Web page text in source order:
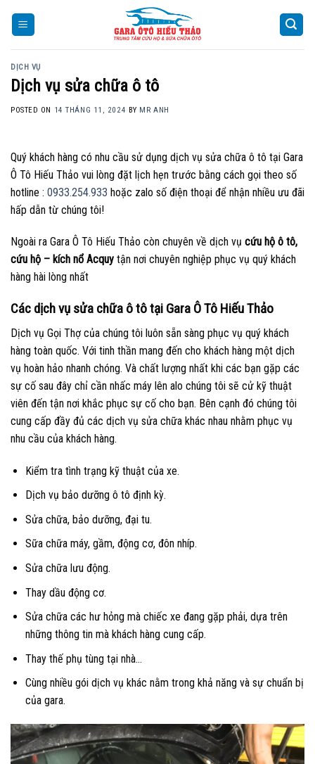
DỊCH VỤ
Dịch vụ sửa chữa ô tô
POSTED ON 14 THÁNG 11, 2024 BY MR ANH
Quý khách hàng có nhu cầu sử dụng dịch vụ sửa chữa ô tô tại Gara
Ô Tô Hiếu Thảo vui lòng đặt lịch hẹn trước bằng cách gọi theo số
hotline : 0933.254.933 hoặc zalo số điện thoại để nhận nhiều ưu đãi
hấp dẫn từ chúng tôi!
Ngoài ra Gara Ô Tô Hiếu Thảo còn chuyên về dịch vụ cứu hộ ô tô,
cứu hộ – kích nổ Acquy tận nơi chuyên nghiệp phục vụ quý khách
hàng hài lòng nhất
Các dịch vụ sửa chữa ô tô tại Gara Ô Tô Hiếu Thảo
Dịch vụ Gọi Thợ của chúng tôi luôn sẵn sàng phục vụ quý khách
hàng toàn quốc. Với tinh thần mang đến cho khách hàng một dịch
vụ hoàn hảo nhanh chóng. Và chất lượng nhất khi các bạn gặp các
sự cố sau đây chỉ cần nhấc máy lên alo chúng tôi sẽ cử kỹ thuật
viên đến tận nơi khắc phục sự cố cho bạn. Bên cạnh đó chúng tôi
cung cấp đầy đủ các dịch vụ sửa chữa khác nhau nhằm phục vụ
nhu cầu của khách hàng.
Kiểm tra tình trạng kỹ thuật của xe.
Dịch vụ bảo dưỡng ô tô định kỳ.
Sửa chữa, bảo dưỡng, đại tu.
Sữa chữa máy, gầm, động cơ, đôn nhíp.
Sửa chữa lưu động.
Thay dầu động cơ.
Sửa chữa các hư hỏng mà chiếc xe đang gặp phải, dựa trên
những thông tin mà khách hàng cung cấp.
Thay thế phụ tùng tại nhà…
Cùng nhiều gói dịch vụ khác nằm trong khả năng và sự chuẩn bị
của gara.